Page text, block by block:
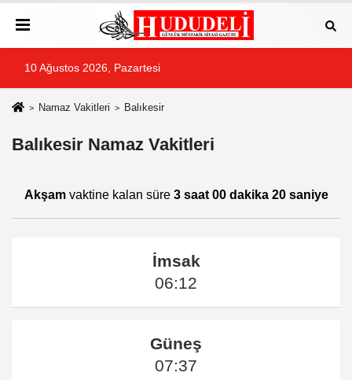
10 Ağustos 2026, Pazartesi
Namaz Vakitleri Balıkesir
Balıkesir Namaz Vakitleri
Akşamvaktine kalan süre 3 saat 00 dakika 20 saniye
İmsak
06:12
Güneş
07:37